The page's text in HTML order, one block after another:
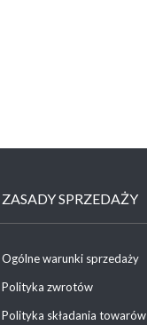
ZASADY SPRZEDAŻY
Ogólne warunki sprzedaży
Polityka zwrotów
Polityka składania towarów